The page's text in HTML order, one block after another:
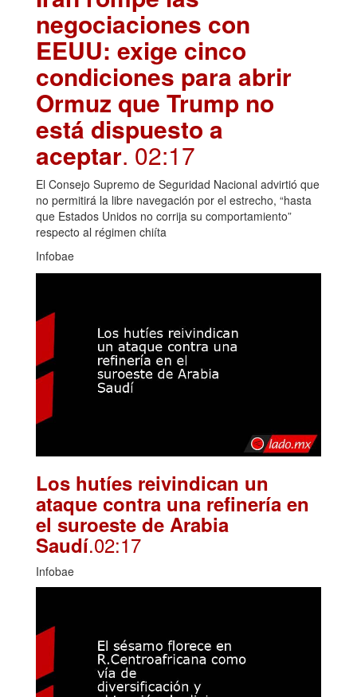
negociaciones con
EEUU: exige cinco
condiciones para abrir
Ormuz que Trump no
está dispuesto a
aceptar. 02:17
El Consejo Supremo de Seguridad Nacional advirtió que
no permitirá la libre navegación por el estrecho, “hasta
que Estados Unidos no corrija su comportamiento”
respecto al régimen chiíta
Infobae
Los hutíes reivindican un
ataque contra una refinería en
el suroeste de Arabia
Saudí.02:17
Infobae